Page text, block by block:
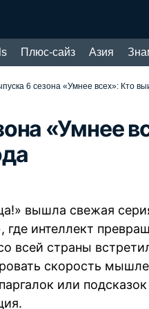
Плюс-сайз Азия
6 сезона «Умнее всех»: Кто
«Умнее
вышла свежая
где интеллект
всей страны
скорость
или